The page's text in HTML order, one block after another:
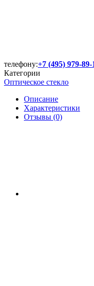
телефону:+7 (495) 979-89-
Категории
Оптическое стекло
Описание
Характеристики
Отзывы (0)